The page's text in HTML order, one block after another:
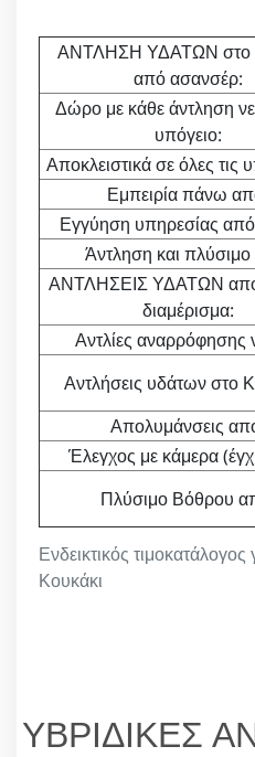
Ενδεικτικός
Κουκάκι
ΑΝΤΛΗΣΗ ΥΔΑΤΩΝ στο
από ασανσέρ:
Δώρο με κάθε άντληση
υπόγειο:
Αποκλειστικά σε όλες τις
Εμπειρία πάνω
Εγγύηση υπηρεσίας
Άντληση και
ΑΝΤΛΗΣΕΙΣ ΥΔΑΤΩΝ από
διαμέρισμα:
Αντλίες αναρρόφησης
Αντλήσεις υδάτων στο
Απολυμάνσεις
Έλεγχος με κάμερα
Πλύσιμο Βόθρου
ΥΒΡΙΔΙΚΕΣ